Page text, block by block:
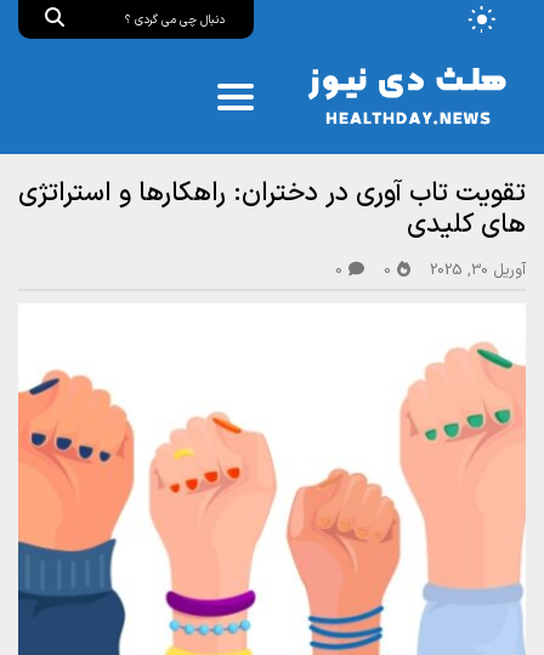
تقویت تاب‌ آوری در دختران: راهکارها و استراتژی‌
های کلیدی
آوریل 30, 2025 0
0